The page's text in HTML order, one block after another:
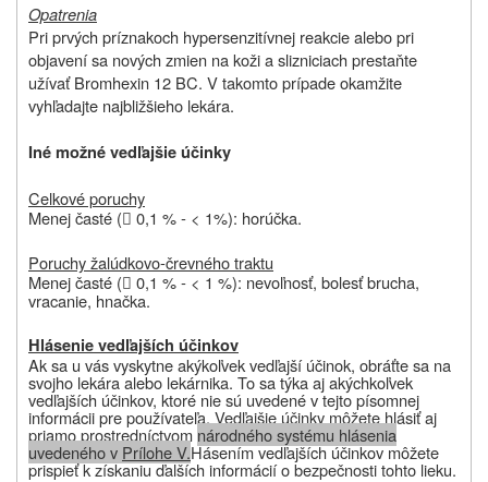
Opatrenia
Pri prvých príznakoch hypersenzitívnej reakcie alebo pri
objavení sa nových zmien na koži a slizniciach prestaňte
užívať Bromhexin 12 BC. V takomto prípade okamžite
vyhľadajte najbližšieho lekára.
Iné možné vedľajšie účinky
Celkové poruchy
Menej časté ( 0,1 % ‑ < 1%): horúčka.
Poruchy žalúdkovo-črevného traktu
Menej časté ( 0,1 % ‑ < 1 %): nevoľnosť, bolesť brucha,
vracanie, hnačka.
Hlásenie vedľajších účinkov
Ak sa u vás vyskytne akýkoľvek vedľajší účinok, obráťte sa na
svojho lekára alebo lekárnika. To sa týka aj akýchkoľvek
vedľajších účinkov, ktoré nie sú uvedené v tejto písomnej
informácii pre používateľa. Vedľajšie účinky môžete hlásiť aj
priamo prostredníctvom národného systému hlásenia
uvedeného v Prílohe V.Hásením vedľajších účinkov môžete
prispieť k získaniu ďalších informácií o bezpečnosti tohto lieku.